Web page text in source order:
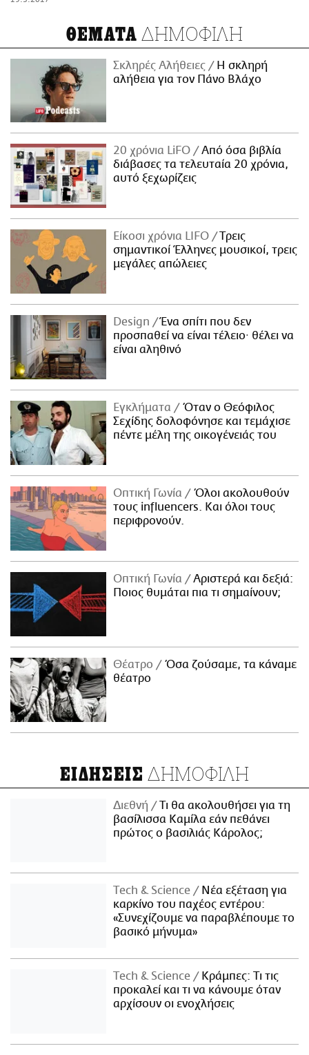
ΘΕΜΑΤΑ ΔΗΜΟΦΙΛΗ
Σκληρές Αλήθειες
H σκληρή
αλήθεια για τον Πάνο Βλάχο
20 χρόνια LiFO
Από όσα βιβλία
διάβασες τα τελευταία 20 χρόνια,
αυτό ξεχωρίζεις
Είκοσι χρόνια LIFO
Tρεις
σημαντικοί Έλληνες μουσικοί, τρεις
μεγάλες απώλειες
Design
Ένα σπίτι που δεν
προσπαθεί να είναι τέλειο· θέλει να
είναι αληθινό
Εγκλήματα
Όταν ο Θεόφιλος
Σεχίδης δολοφόνησε και τεμάχισε
πέντε μέλη της οικογένειάς του
Οπτική Γωνία
Όλοι ακολουθούν
τους influencers. Και όλοι τους
περιφρονούν.
Οπτική Γωνία
Αριστερά και δεξιά:
Ποιος θυμάται πια τι σημαίνουν;
Θέατρο
Όσα ζούσαμε, τα κάναμε
θέατρο
ΕΙΔΗΣΕΙΣ ΔΗΜΟΦΙΛΗ
Διεθνή
Τι θα ακολουθήσει για τη
βασίλισσα Καμίλα εάν πεθάνει
πρώτος ο βασιλιάς Κάρολος;
Τech & Science
Νέα εξέταση για
καρκίνο του παχέος εντέρου:
«Συνεχίζουμε να παραβλέπουμε το
βασικό μήνυμα»
Τech & Science
Κράμπες: Τι τις
προκαλεί και τι να κάνουμε όταν
αρχίσουν οι ενοχλήσεις